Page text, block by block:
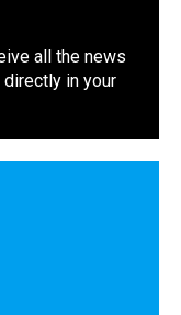
all the news
in your